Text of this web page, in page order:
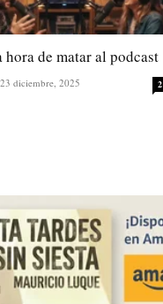
de matar al podcast
23 diciembre, 2025 2